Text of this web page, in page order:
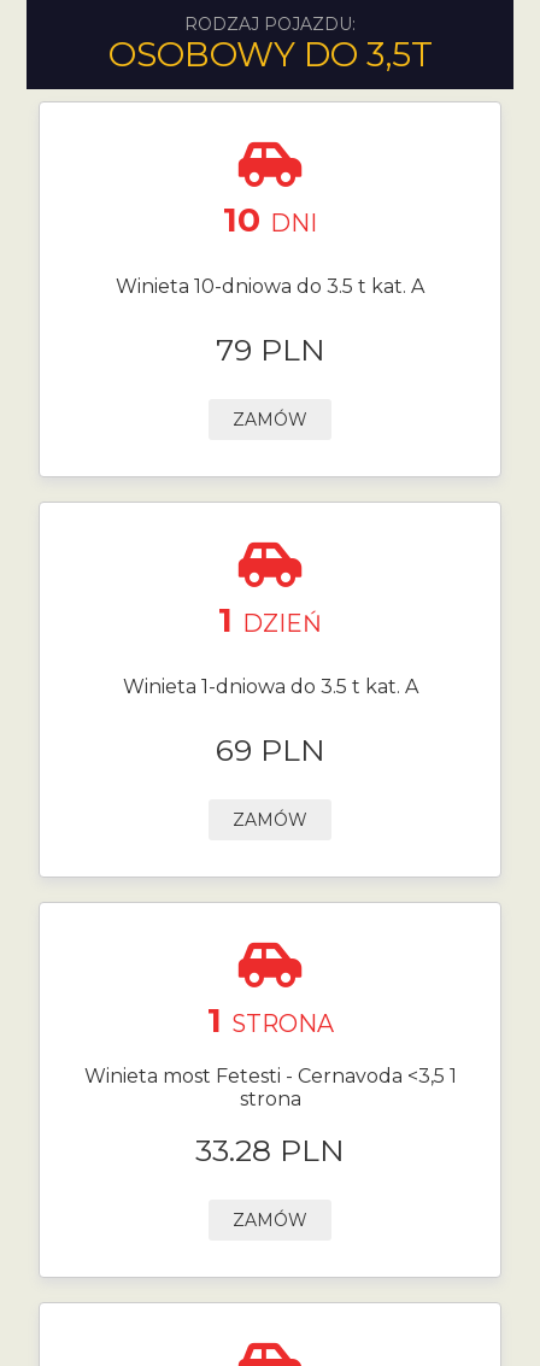
RODZAJ POJAZDU:
OSOBOWY DO 3,5T
10 DNI
Winieta 10-dniowa do 3.5 t kat. A
79 PLN
ZAMÓW
1 DZIEŃ
Winieta 1-dniowa do 3.5 t kat. A
69 PLN
ZAMÓW
1 STRONA
Winieta most Fetesti - Cernavoda <3,5 1
strona
33.28 PLN
ZAMÓW